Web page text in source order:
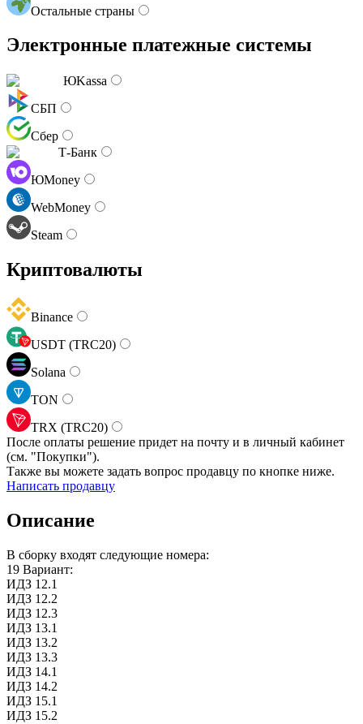
Остальные страны
Электронные платежные системы
ЮKassa
СБП
Сбер
Т-Банк
ЮMoney
WebMoney
Steam
Криптовалюты
Binance
USDT (TRC20)
Solana
TON
TRX (TRC20)
После оплаты решение придет на почту и в личный кабинет
(см. "Покупки").
Также вы можете задать вопрос продавцу по кнопке ниже.
Написать продавцу
Описание
В сборку входят следующие номера:
19 Вариант:
ИДЗ 12.1
ИДЗ 12.2
ИДЗ 12.3
ИДЗ 13.1
ИДЗ 13.2
ИДЗ 13.3
ИДЗ 14.1
ИДЗ 14.2
ИДЗ 15.1
ИДЗ 15.2